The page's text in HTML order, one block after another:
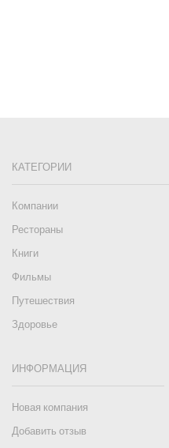
КАТЕГОРИИ
Компании
Рестораны
Книги
Фильмы
Путешествия
Здоровье
ИНФОРМАЦИЯ
Новая компания
Добавить отзыв